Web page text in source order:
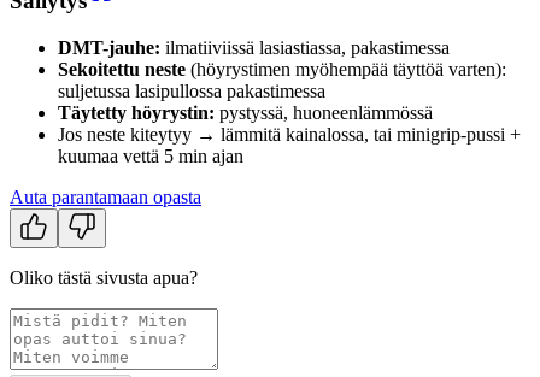
DMT-jauhe: ilmatiiviissä lasiastiassa, pakastimessa
Sekoitettu neste (höyrystimen myöhempää täyttöä varten):
suljetussa lasipullossa pakastimessa
Täytetty höyrystin: pystyssä, huoneenlämmössä
Jos neste kiteytyy → lämmitä kainalossa, tai minigrip-pussi +
kuumaa vettä 5 min ajan
Auta parantamaan opasta
Oliko tästä sivusta apua?